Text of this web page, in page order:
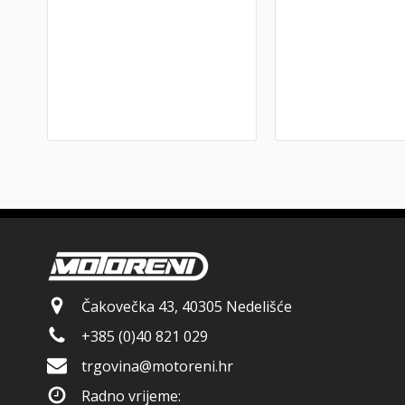
Čakovečka 43, 40305 Nedelišće
+385 (0)40 821 029
trgovina@motoreni.hr
Radno vrijeme: